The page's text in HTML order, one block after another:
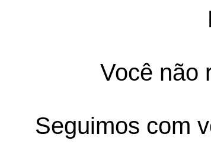
Você não
Seguimos com